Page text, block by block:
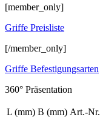
[member_only]
Griffe Preisliste
[/member_only]
Griffe Befestigungsarten
360° Präsentation
L (mm) B (mm) Art.-Nr.